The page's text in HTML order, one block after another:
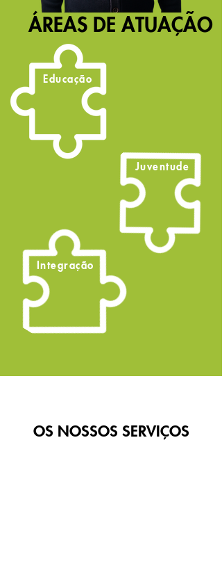
ÁREAS DE ATUAÇÃO
Integração
Educação
Juventude
OS NOSSOS SERVIÇOS